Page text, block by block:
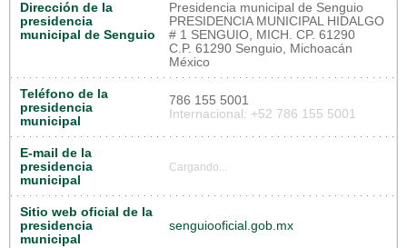
Dirección de la
presidencia
municipal de Senguio
Presidencia municipal de Senguio
PRESIDENCIA MUNICIPAL HIDALGO
# 1 SENGUIO, MICH. CP. 61290
C.P. 61290 Senguio, Michoacán
México
Teléfono de la
presidencia
municipal
786 155 5001
Internacional: +52 786 155 5001
E-mail de la
presidencia
municipal
Cargando...
Sitio web oficial de la
presidencia
municipal
senguiooficial.gob.mx